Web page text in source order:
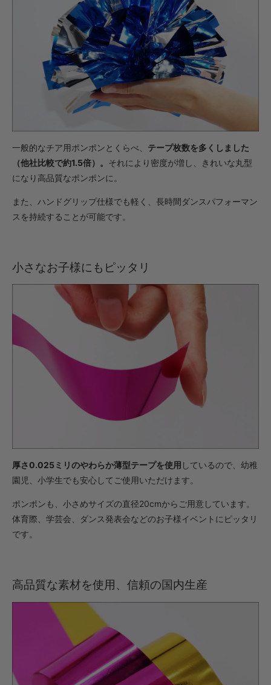
・【完成仕上】ｸﾞﾘｯﾌﾟ小
1,573円(税込)
・【完成仕上】ｸﾞﾘｯﾌﾟ大
1,617円(税込)
・【カット仕上】ｸﾞﾘｯﾌﾟ小
902円(税込)
・【カット仕上】ｸﾞﾘｯﾌﾟ大
946円(税込)
1,804円(税込)
・【完成仕上】ｸﾞﾘｯﾌﾟ大
・【カット仕上】ｸﾞﾘｯﾌﾟ小
1,518円(税込)
・【完成仕上】ｸﾞﾘｯﾌﾟ大
・【カット仕上】ｸﾞﾘｯﾌﾟ小
924円(税込)
・【カット仕上】ｸﾞﾘｯﾌﾟ大
968円(税込)
・【完成仕上】ｸﾞﾘｯﾌﾟ小
1,837円(税込)
・【完成仕上】ｸﾞﾘｯﾌﾟ大
一般的なチア用ポンポンとくらべ、 テープ枚数を多くしました
（他社比較で約1.5倍）。 それにより密度が増し、きれいな丸型
になり高品質なポンポンに。
また、ハンドグリップ仕様でも軽く、長時間ダンスパフォーマン
スを持続することが可能です。
小さなお子様にもピッタリ
厚さ0.025ミリのやわらか薄型テープを使用 しているので、幼稚
園児、小学生でも安心してご使用いただけます。
ポンポンも、小さめサイズの直径20cmからご用意しています。
体育際、学芸会、ダンス発表会などのお子様イベントにピッタリ
です。
高品質な素材を使用、信頼の国内生産